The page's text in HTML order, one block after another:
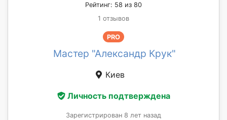
Рейтинг: 58 из 80
1 отзывов
PRO
Мастер "Александр Крук"
Киев
Личность подтверждена
Зарегистрирован 8 лет назад